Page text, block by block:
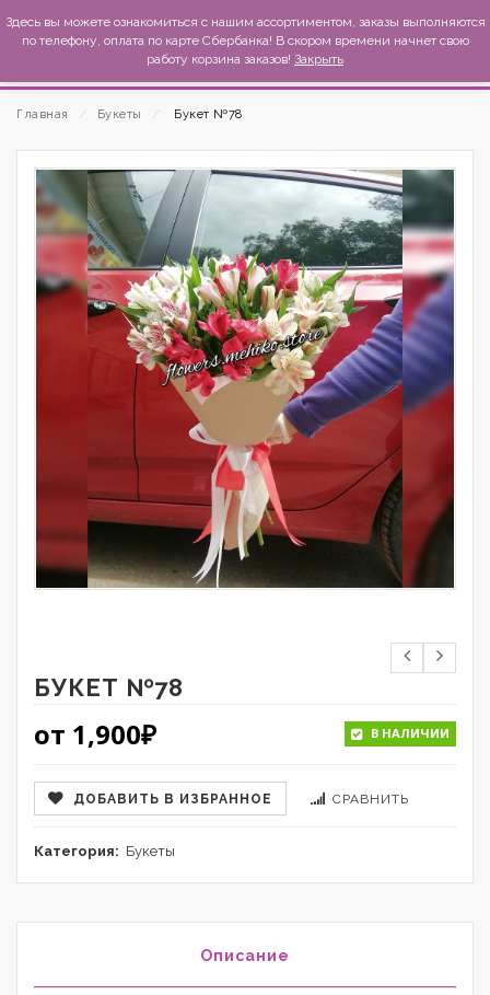
MexиKo
Главная Букеты Букет №78
БУКЕТ №78
от 1,900₽ В НАЛИЧИИ
ДОБАВИТЬ В ИЗБРАННОЕ СРАВНИТЬ
Категория: Букеты
Описание
Здесь вы можете ознакомиться с нашим ассортиментом, заказы выполняются
по телефону, оплата по карте Сбербанка! В скором времени начнет свою
работу корзина заказов! Закрыть